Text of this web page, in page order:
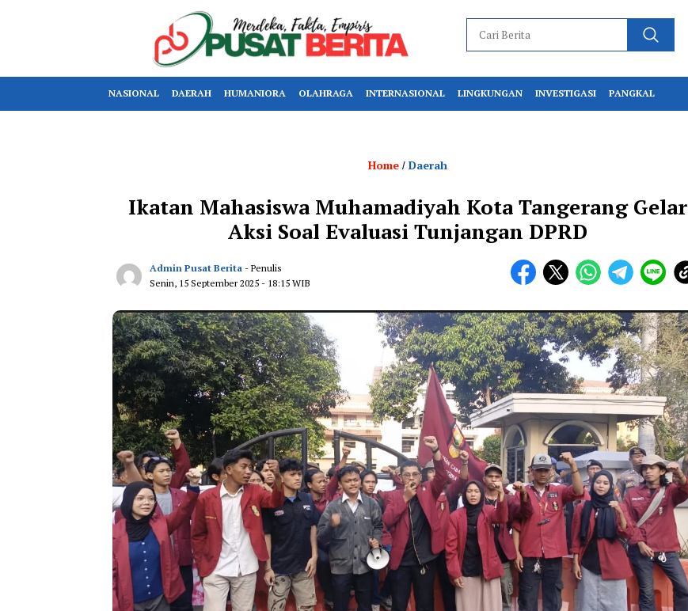
NASIONAL DAERAH HUMANIORA OLAHRAGA INTERNASIONAL LINGKUNGAN INVESTIGASI PANGKAL
Home/ Daerah
Ikatan Mahasiswa Muhamadiyah Kota Tangerang Gelar
Aksi Soal Evaluasi Tunjangan DPRD
Admin Pusat Berita - Penulis
Senin, 15 September 2025 - 18:15 WIB